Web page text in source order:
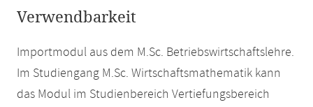
Verwendbarkeit
Importmodul aus dem M.Sc. Betriebswirtschaftslehre.
Im Studiengang M.Sc. Wirtschaftsmathematik kann
das Modul im Studienbereich Vertiefungsbereich